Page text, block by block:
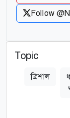
Follow
Topic
ত্রিশাল